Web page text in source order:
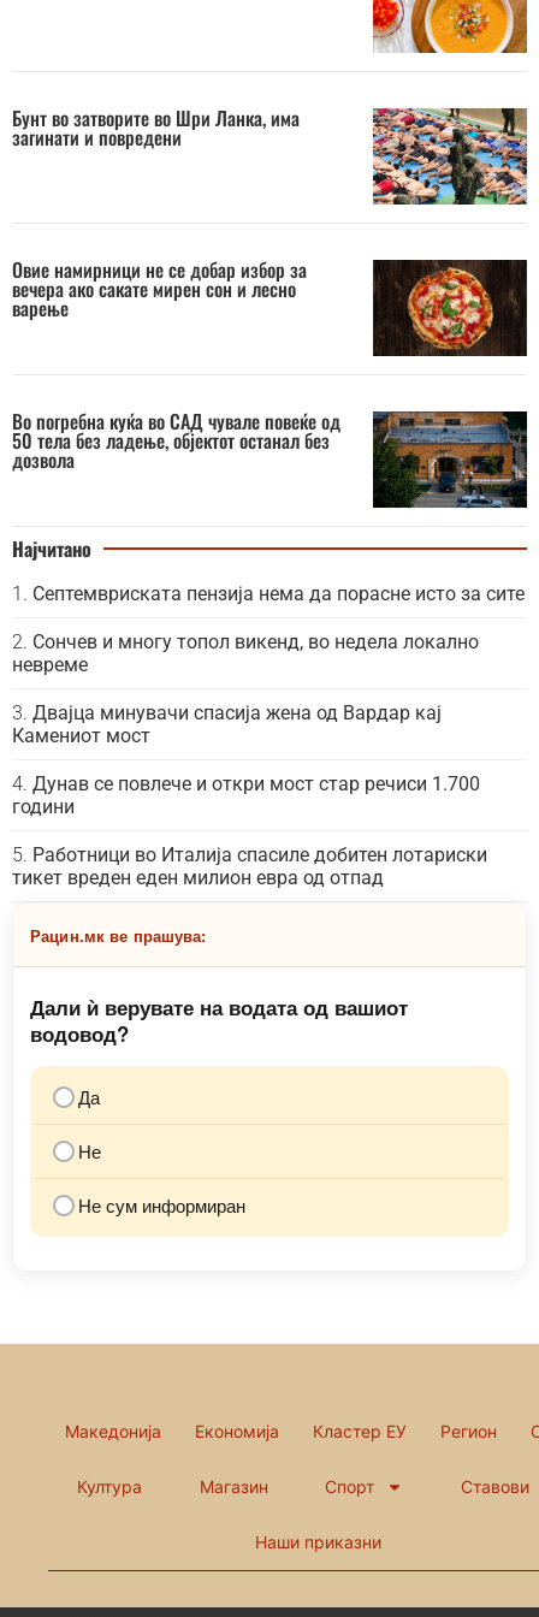
Бунт во затворите во Шри Ланка, има
загинати и повредени
Овие намирници не се добар избор за
вечера ако сакате мирен сон и лесно
варење
Во погребна куќа во САД чувале повеќе од
50 тела без ладење, објектот останал без
дозвола
Најчитано
Септемвриската пензија нема да порасне исто за сите
Сончев и многу топол викенд, во недела локално
невреме
Двајца минувачи спасија жена од Вардар кај
Камениот мост
Дунав се повлече и откри мост стар речиси 1.700
години
Работници во Италија спасиле добитен лотариски
тикет вреден еден милион евра од отпад
Рацин.мк ве прашува:
Дали ѝ верувате на водата од вашиот
водовод?
Да
Не
Не сум информиран
Македонија Економија Кластер ЕУ Регион
Култура Магазин Спорт Ставови
Наши приказни